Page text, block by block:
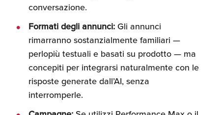
conversazione.
Formati degli annunci: Gli annunci
rimarranno sostanzialmente familiari —
perlopiù testuali e basati su prodotto — ma
concepiti per integrarsi naturalmente con le
risposte generate dall’AI, senza
interromperle.